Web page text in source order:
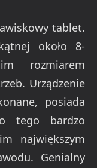
tablet.
około 8-
rozmiarem
Urządzenie
posiada
tego bardzo
największym
Genialny